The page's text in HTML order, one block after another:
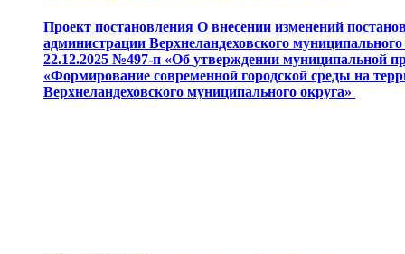
Проект постановления О внесении изменений
администрации Верхнеландеховского
22.12.2025 №497-п «Об утверждении муниципальной
«Формирование современной городской среды на
Верхнеландеховского муниципального округа»